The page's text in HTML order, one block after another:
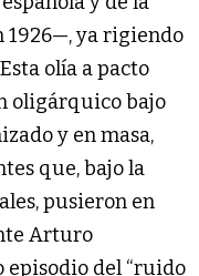
ya rigiendo
olía a pacto
oligárquico bajo
y en masa,
que, bajo la
pusieron en
Arturo
episodio del “ruido